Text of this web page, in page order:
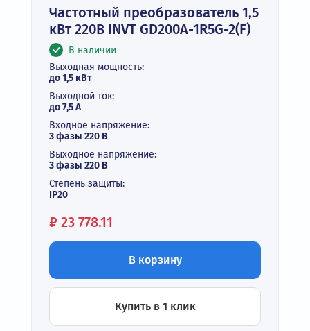
Частотный преобразователь 1,5
кВт 220В INVT GD200A-1R5G-2(F)
В наличии
Выходная мощность:
до 1,5 кВт
Выходной ток:
до 7,5 А
Входное напряжение:
3 фазы 220 В
Выходное напряжение:
3 фазы 220 В
Степень защиты:
IP20
Цена:
₽ 23 778.11
В корзину
Купить в 1 клик